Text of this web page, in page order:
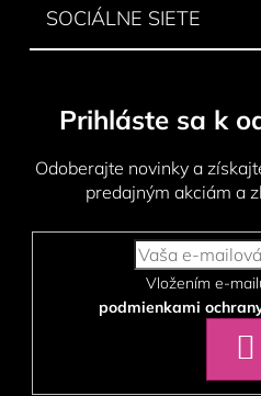
SOCIÁLNE SIETE
Prihláste sa k
Odoberajte novinky a
predajným akciám a
podmienkami